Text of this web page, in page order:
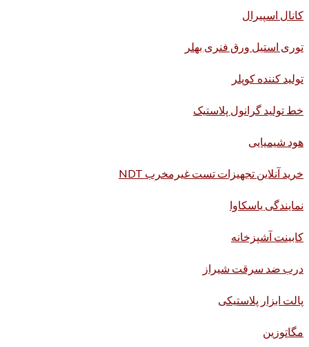
کانال اسپیرال
توری استیل ورق فنری بهلر
تولید کننده کوپلر
خط تولید گرانول پلاستیک
هود شیمیایی
خرید آنلاین تجهیزات تست غیرمخرب NDT
نمایندگی یاسکاوا
کابینت آشپزخانه
درب ضد سرقت شیراز
پالت ابزار پلاستیکی
مگاتوزین